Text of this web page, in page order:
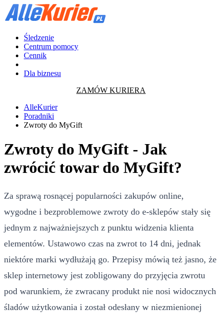
Śledzenie
Centrum pomocy
Cennik
Dla biznesu
ZAMÓW KURIERA
AlleKurier
Poradniki
Zwroty do MyGift
Zwroty do MyGift - Jak
zwrócić towar do MyGift?
Za sprawą rosnącej popularności zakupów online,
wygodne i bezproblemowe zwroty do e-sklepów stały się
jednym z najważniejszych z punktu widzenia klienta
elementów. Ustawowo czas na zwrot to 14 dni, jednak
niektóre marki wydłużają go. Przepisy mówią też jasno, że
sklep internetowy jest zobligowany do przyjęcia zwrotu
pod warunkiem, że zwracany produkt nie nosi widocznych
śladów użytkowania i został odesłany w niezmienionej